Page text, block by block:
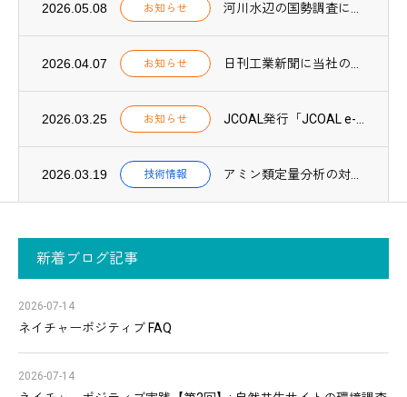
2026.05.08 お知らせ
2026.04.07 お知らせ
2026.03.25 お知らせ
2026.03.19 技術情報
新着ブログ記事
ネイチャーポジティブ FAQ
2026-07-14
2026-07-14